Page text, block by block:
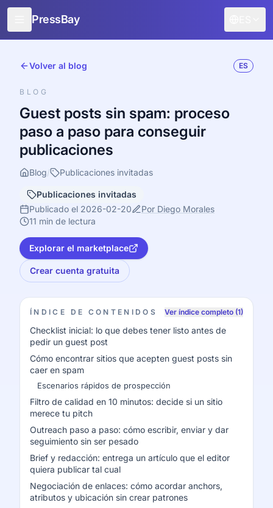
PressBay
Cómo funciona
Promoción gratuita
Blog
Iniciar sesión
Volver al blog ES
BLOG
Guest posts sin spam: proceso
paso a paso para conseguir
publicaciones
Blog/ Publicaciones invitadas
Publicaciones invitadas
Publicado el 2026-02-20
Por Diego Morales
11 min de lectura
Explorar el marketplace
Crear cuenta gratuita
ÍNDICE DE CONTENIDOS Ver índice completo (1)
Checklist inicial: lo que debes tener listo antes de
pedir un guest post
Cómo encontrar sitios que acepten guest posts sin
caer en spam
Escenarios rápidos de prospección
Filtro de calidad en 10 minutos: decide si un sitio
merece tu pitch
Outreach paso a paso: cómo escribir, enviar y dar
seguimiento sin ser pesado
Brief y redacción: entrega un artículo que el editor
quiera publicar tal cual
Negociación de enlaces: cómo acordar anchors,
atributos y ubicación sin crear patrones